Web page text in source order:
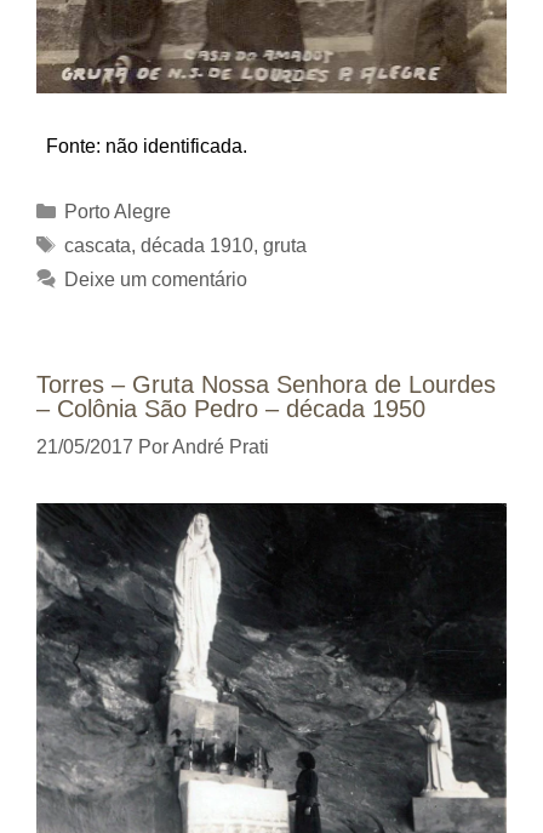
Fonte: não identificada.
Categorias
Porto Alegre
Tags
cascata, década 1910, gruta
Deixe um comentário
Torres – Gruta Nossa Senhora de Lourdes
– Colônia São Pedro – década 1950
21/05/2017 PorAndré Prati